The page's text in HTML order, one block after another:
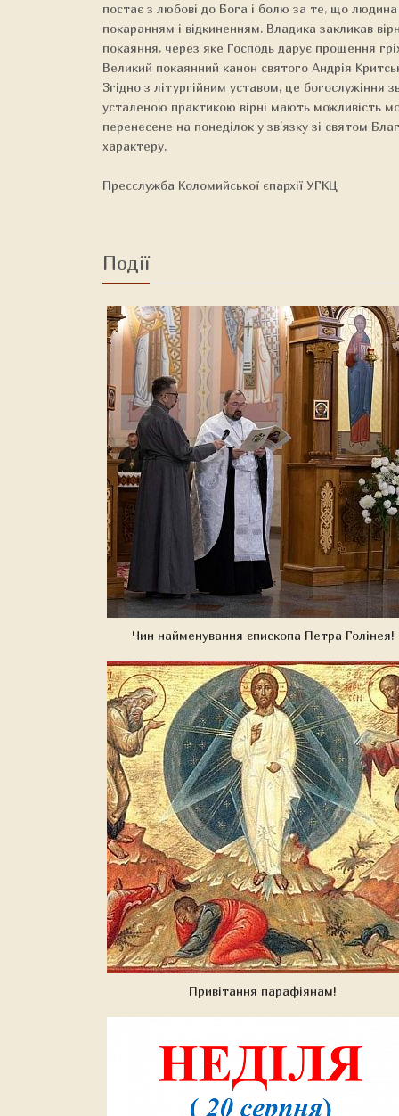
постає з любові до Бога і болю за те, що
покаранням і відкиненням. Владика закликав
покаяння, через яке Господь дарує прощення
Великий покаянний канон святого Андрія
Згідно з літургійним уставом, це богослужіння
усталеною практикою вірні мають можливість
перенесене на понеділок у зв’язку зі святом
характеру.
Пресслужба Коломийської єпархії УГКЦ
Події
Чин найменування єпископа Петра Голінея!
Привітання парафіянам!